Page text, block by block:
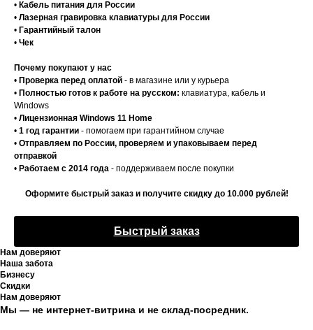
• Кабель питания для России
• Лазерная гравировка клавиатуры для России
• Гарантийный талон
• Чек
Почему покупают у нас
• Проверка перед оплатой - в магазине или у курьера
• Полностью готов к работе на русском: клавиатура, кабель и
Windows
• Лицензионная Windows 11 Home
• 1 год гарантии - помогаем при гарантийном случае
• Отправляем по России, проверяем и упаковываем перед
отправкой
• Работаем с 2014 года - поддерживаем после покупки
Оформите быстрый заказ и получите скидку до 10.000 рублей!
Быстрый заказ
Нам доверяют
Наша забота
Бизнесу
Скидки
Нам доверяют
Мы — не интернет-витрина и не склад-посредник.